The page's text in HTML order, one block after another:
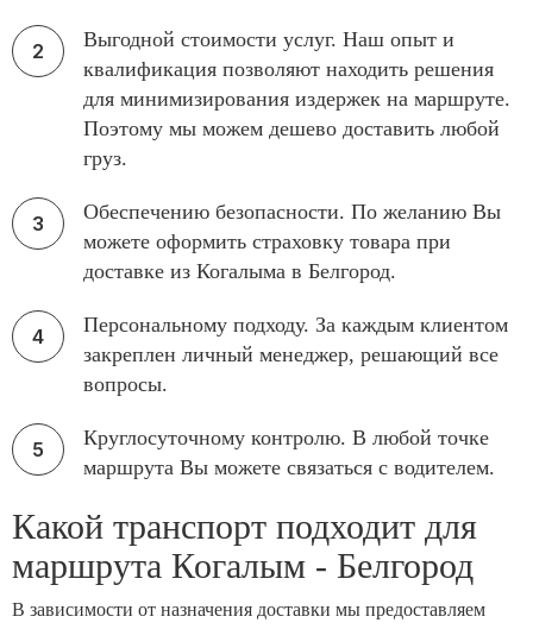
Выгодной стоимости услуг. Наш опыт и
квалификация позволяют находить решения
для минимизирования издержек на маршруте.
Поэтому мы можем дешево доставить любой
груз.
Обеспечению безопасности. По желанию Вы
можете оформить страховку товара при
доставке из Когалыма в Белгород.
Персональному подходу. За каждым клиентом
закреплен личный менеджер, решающий все
вопросы.
Круглосуточному контролю. В любой точке
маршрута Вы можете связаться с водителем.
Какой транспорт подходит для
маршрута Когалым - Белгород
В зависимости от назначения доставки мы предоставляем